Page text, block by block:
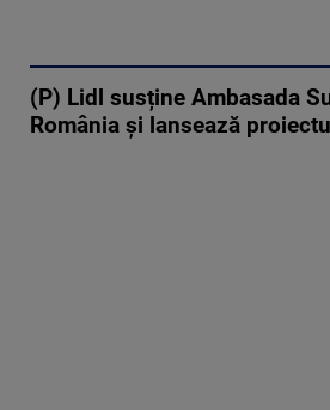
(P) Lidl susține Ambasada
România și lansează